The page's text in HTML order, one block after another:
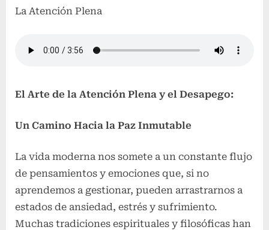
La Atención Plena
El Arte de la Atención Plena y el Desapego:
Un Camino Hacia la Paz Inmutable
La vida moderna nos somete a un constante flujo
de pensamientos y emociones que, si no
aprendemos a gestionar, pueden arrastrarnos a
estados de ansiedad, estrés y sufrimiento.
Muchas tradiciones espirituales y filosóficas han